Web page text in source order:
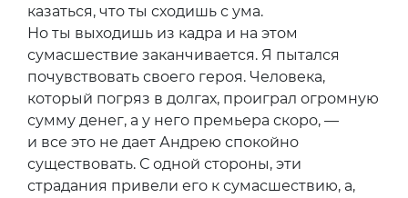
казаться, что ты сходишь с ума.
Но ты выходишь из кадра и на этом
сумасшествие заканчивается. Я пытался
почувствовать своего героя. Человека,
который погряз в долгах, проиграл огромную
сумму денег, а у него премьера скоро, —
и все это не дает Андрею спокойно
существовать. С одной стороны, эти
страдания привели его к сумасшествию, а,